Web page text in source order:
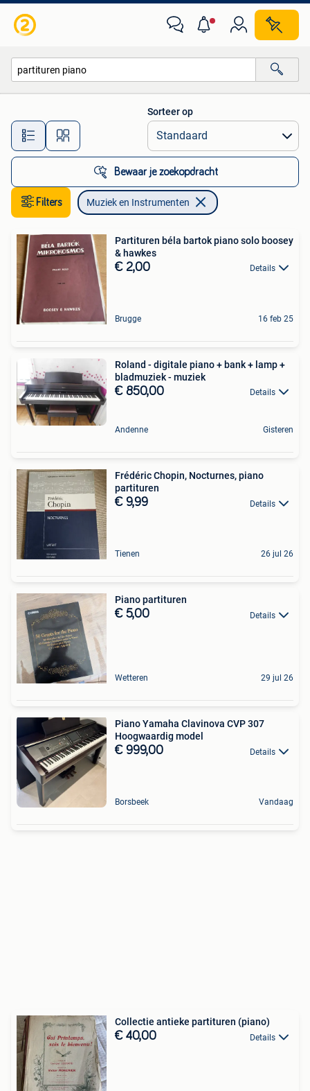
Alle afstanden…
Sorteer op
Bewaar je zoekopdracht
Filters Muziek en Instrumenten
Partituren béla bartok piano solo boosey
& hawkes
€ 2,00 Details
Brugge 16 feb 25
Roland - digitale piano + bank + lamp +
bladmuziek - muziek
€ 850,00 Details
Andenne Gisteren
Frédéric Chopin, Nocturnes, piano
partituren
€ 9,99 Details
Tienen 26 jul 26
Piano partituren
€ 5,00 Details
Wetteren 29 jul 26
Piano Yamaha Clavinova CVP 307
Hoogwaardig model
€ 999,00 Details
Borsbeek Vandaag
Collectie antieke partituren (piano)
€ 40,00 Details